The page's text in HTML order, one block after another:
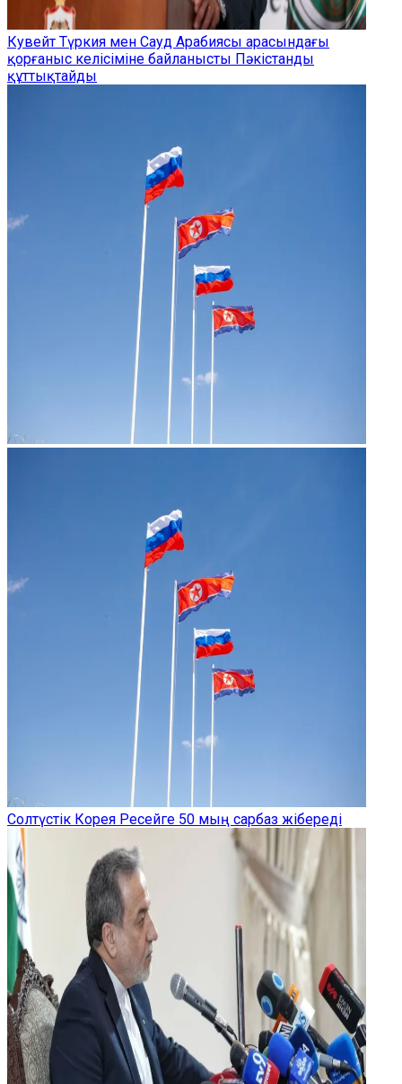
Кувейт Түркия мен Сауд Арабиясы арасындағы
қорғаныс келісіміне байланысты Пәкістанды
құттықтайды
Солтүстік Корея Ресейге 50 мың сарбаз жібереді